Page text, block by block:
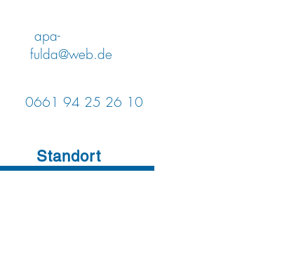
apa-
fulda@web.de
0661 94 25 26 10
Standort